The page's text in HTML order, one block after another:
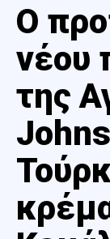
Ο
νέου
της